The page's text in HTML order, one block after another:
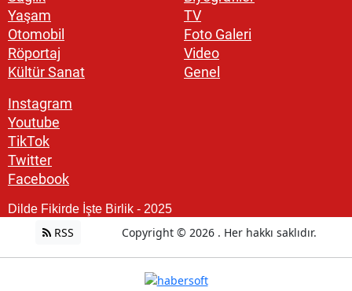
Yaşam
Otomobil
Röportaj
Kültür Sanat
TV
Foto Galeri
Video
Genel
Instagram
Youtube
TikTok
Twitter
Facebook
Dilde Fikirde İşte Birlik - 2025
RSS Copyright © 2026 . Her hakkı saklıdır.